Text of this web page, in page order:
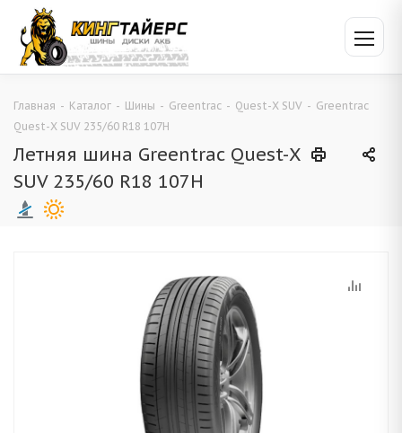
Главная - Каталог - Шины - Greentrac - Quest-X SUV - Greentrac
Quest-X SUV 235/60 R18 107H
Летняя шина Greentrac Quest-X
SUV 235/60 R18 107H